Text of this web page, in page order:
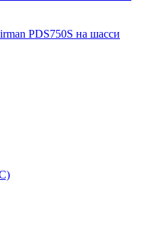
PDS750S на шасси